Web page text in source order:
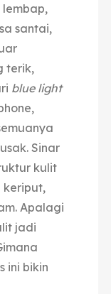
santai,
terik,
blue light
Sinar
kulit
keriput,
Apalagi
jadi
ini bikin